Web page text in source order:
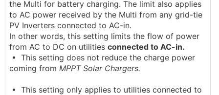
the Multi for battery charging. The limit also applies
to AC power received by the Multi from any grid-tie
PV Inverters connected to AC-in.
In other words, this setting limits the flow of power
from AC to DC on utilities connected to AC-in.
• This setting does not reduce the charge power
coming from MPPT Solar Chargers.
• This setting only applies to utilities connected to